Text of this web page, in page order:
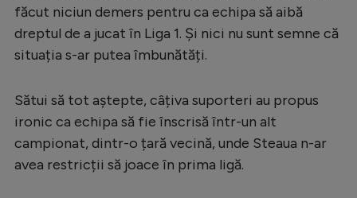
Bundesliga
Ligue 1
Starurile fotbalului
EURO 2024
Stranieri
făcut niciun demers pentru ca echipa să aibă
dreptul de a jucat în Liga 1. Și nici nu sunt semne că
situația s-ar putea îmbunătăți.
Sătui să tot aștepte, câțiva suporteri au propus
ironic ca echipa să fie înscrisă într-un alt
campionat, dintr-o țară vecină, unde Steaua n-ar
avea restricții să joace în prima ligă.